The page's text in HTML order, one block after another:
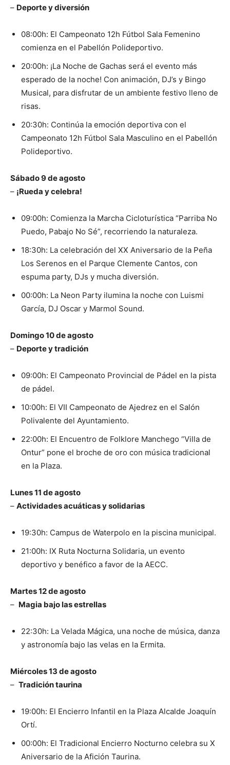
– Deporte y diversión
08:00h: El Campeonato 12h Fútbol Sala Femenino
comienza en el Pabellón Polideportivo.
20:00h: ¡La Noche de Gachas será el evento más
esperado de la noche! Con animación, DJ’s y Bingo
Musical, para disfrutar de un ambiente festivo lleno de
risas.
20:30h: Continúa la emoción deportiva con el
Campeonato 12h Fútbol Sala Masculino en el Pabellón
Polideportivo.
Sábado 9 de agosto
– ¡Rueda y celebra!
09:00h: Comienza la Marcha Cicloturística “Parriba No
Puedo, Pabajo No Sé”, recorriendo la naturaleza.
18:30h: La celebración del XX Aniversario de la Peña
Los Serenos en el Parque Clemente Cantos, con
espuma party, DJs y mucha diversión.
00:00h: La Neon Party ilumina la noche con Luismi
García, DJ Oscar y Marmol Sound.
Domingo 10 de agosto
– Deporte y tradición
09:00h: El Campeonato Provincial de Pádel en la pista
de pádel.
10:00h: El VII Campeonato de Ajedrez en el Salón
Polivalente del Ayuntamiento.
22:00h: El Encuentro de Folklore Manchego “Villa de
Ontur” pone el broche de oro con música tradicional
en la Plaza.
Lunes 11 de agosto
– Actividades acuáticas y solidarias
19:30h: Campus de Waterpolo en la piscina municipal.
21:00h: IX Ruta Nocturna Solidaria, un evento
deportivo y benéfico a favor de la AECC.
Martes 12 de agosto
– Magia bajo las estrellas
22:30h: La Velada Mágica, una noche de música, danza
y astronomía bajo las velas en la Ermita.
Miércoles 13 de agosto
– Tradición taurina
19:00h: El Encierro Infantil en la Plaza Alcalde Joaquín
Ortí.
00:00h: El Tradicional Encierro Nocturno celebra su X
Aniversario de la Afición Taurina.